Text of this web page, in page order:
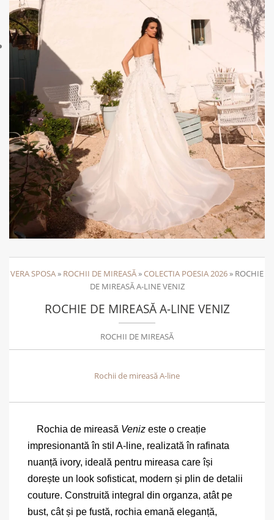
VERA SPOSA» ROCHII DE MIREASĂ»COLECTIA POESIA 2026» ROCHIE
DE MIREASĂ A-LINE VENIZ
ROCHIE DE MIREASĂ A-LINE VENIZ
ROCHII DE MIREASĂ
Rochii de mireasă A-line
Rochia de mireasă Veniz este o creație
impresionantă în stil A-line, realizată în rafinata
nuanță ivory, ideală pentru mireasa care își
dorește un look sofisticat, modern și plin de detalii
couture. Construită integral din organza, atât pe
bust, cât și pe fustă, rochia emană eleganță,